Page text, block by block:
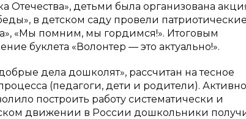
детьми была организована
в детском саду провели патриотические
«Мы помним, мы гордимся!». Итоговым
буклета «Волонтер — это актуально!».
дела дошколят», рассчитан на тесное
(педагоги, дети и родители).
построить работу систематически и
движении в России дошкольники